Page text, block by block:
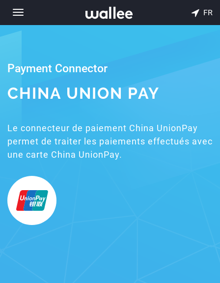
Toggle
navigation
FR
Payment Connector
CHINA UNION PAY
Le connecteur de paiement China UnionPay
permet de traiter les paiements effectués avec
une carte China UnionPay.